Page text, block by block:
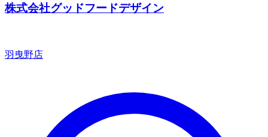
株式会社グッドフードデザイン
羽曳野店